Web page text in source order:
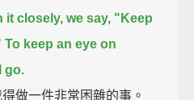
it closely, we say, "Keep
To keep an eye on
go.
做一件非常困雜的事。